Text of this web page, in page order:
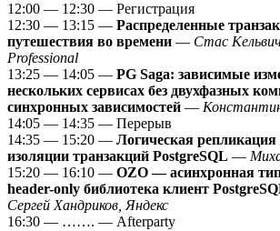
12:00 — 12:30 — Регистрация
12:30 — 13:15 — Распределенные
путешествия во времени — Стас
Professional
13:25 — 14:05 — PG Saga: зависимые
нескольких сервисах без двухфазных
синхронных зависимостей —
14:05 — 14:35 — Перерыв
14:35 — 15:20 — Логическая
изоляции транзакций PostgreSQL —
15:20 — 16:10 — OZO — асинхронная
header-only библиотека клиент
Сергей Хандриков, Яндекс
16:30 — ……. — Afterparty